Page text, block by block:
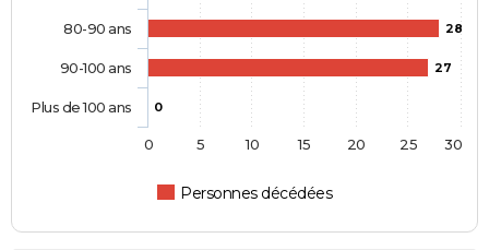
28
27
0
Personnes décédées
80-90 ans
90-100 ans
Plus de 100 ans
0 5 10 15 20 25 30